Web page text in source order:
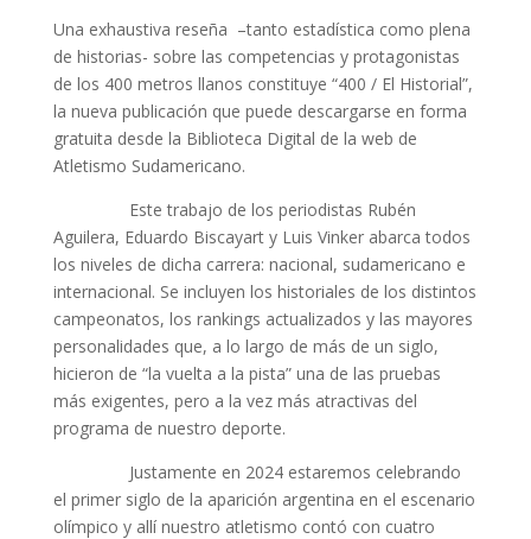
Una exhaustiva reseña –tanto estadística como plena
de historias- sobre las competencias y protagonistas
de los 400 metros llanos constituye “400 / El Historial”,
la nueva publicación que puede descargarse en forma
gratuita desde la Biblioteca Digital de la web de
Atletismo Sudamericano.
Este trabajo de los periodistas Rubén
Aguilera, Eduardo Biscayart y Luis Vinker abarca todos
los niveles de dicha carrera: nacional, sudamericano e
internacional. Se incluyen los historiales de los distintos
campeonatos, los rankings actualizados y las mayores
personalidades que, a lo largo de más de un siglo,
hicieron de “la vuelta a la pista” una de las pruebas
más exigentes, pero a la vez más atractivas del
programa de nuestro deporte.
Justamente en 2024 estaremos celebrando
el primer siglo de la aparición argentina en el escenario
olímpico y allí nuestro atletismo contó con cuatro